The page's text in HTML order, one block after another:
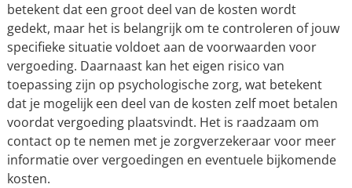
betekent dat een groot deel van de kosten wordt
gedekt, maar het is belangrijk om te controleren of jouw
specifieke situatie voldoet aan de voorwaarden voor
vergoeding. Daarnaast kan het eigen risico van
toepassing zijn op psychologische zorg, wat betekent
dat je mogelijk een deel van de kosten zelf moet betalen
voordat vergoeding plaatsvindt. Het is raadzaam om
contact op te nemen met je zorgverzekeraar voor meer
informatie over vergoedingen en eventuele bijkomende
kosten.